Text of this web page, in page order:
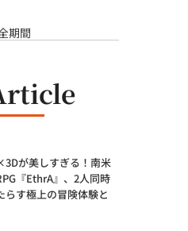
期間
が美しすぎる！南米
『EthrA』、2人同時
らす極上の冒険体験と